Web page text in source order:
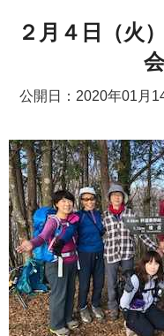
２月４日（火
公開日：2020年01月